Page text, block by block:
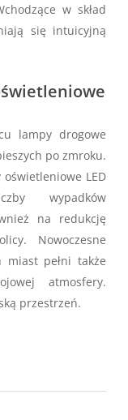
w skład
się intuicyjną
lampy drogowe
po zmroku.
LED
wypadków
na redukcję
Nowoczesne
miast pełni także
atmosfery.
przestrzeń.